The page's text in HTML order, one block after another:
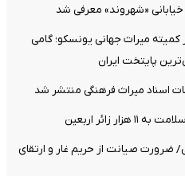
«شهروند» معرفی شد
میراث جهانی یونسکو؛ گامی
پایتخت ایران
اسناد میراث فرهنگی منتشر شد
زائر اربعین
ضرورت صیانت از حریم غار و ارتقای